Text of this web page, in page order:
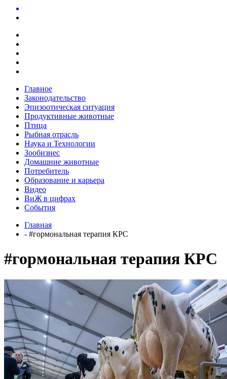
Главное
Законодательство
Эпизоотическая ситуация
Продуктивные животные
Птица
Рыбная отрасль
Наука и Технологии
Зообизнес
Домашние животные
Потребитель
Образование и карьера
Видео
ВиЖ в цифрах
События
Главная
- #гормональная терапия КРС
#гормональная терапия КРС